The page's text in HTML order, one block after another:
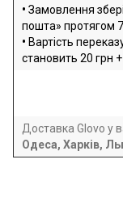
• Замовлення
пошта» протягом 7
• Вартість
становить 20 грн
Доставка Glovo у
Одеса, Харків,